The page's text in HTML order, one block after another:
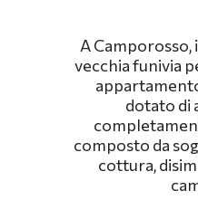
A
vecchia funivia
dotato di
composto da
cottura,